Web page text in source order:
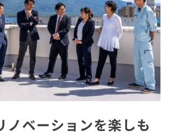
ノベーションを楽しも